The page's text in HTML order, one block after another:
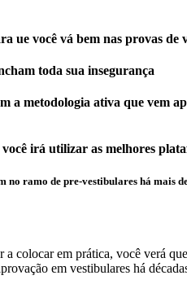
ue você vá bem nas provas de
toda sua insegurança
a metodologia ativa que vem
irá utilizar as melhores
ramo de pre-vestibulares há mais
colocar em prática, você verá
em vestibulares há